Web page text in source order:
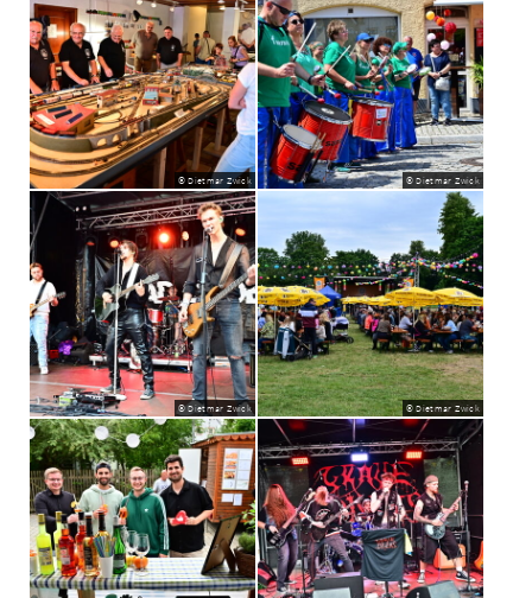
© Dietmar Zwick © Dietmar Zwick
© Dietmar Zwick © Dietmar Zwick